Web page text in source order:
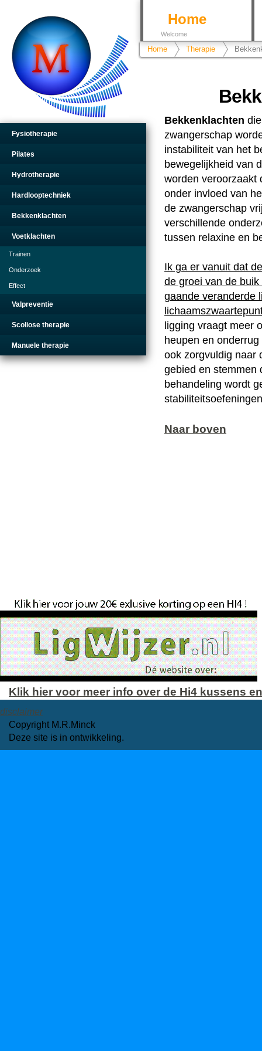
Home
Welcome
Home Therapie
Fysiotherapie
Pilates
Hydrotherapie
Hardlooptechniek
Bekkenklachten
Voetklachten
Trainen
Onderzoek
Effect
Valpreventie
Scoliose therapie
Manuele therapie
Bekkenklachten
zwangerschap
instabiliteit van het
bewegelijkheid van
worden veroorzaakt
onder invloed van
de zwangerschap
verschillende
tussen relaxine en
Ik ga er vanuit dat
de groei van de
gaande veranderde
ligging vraagt meer
heupen en
ook zorgvuldig naar
gebied en stemmen
behandeling wordt
Naar boven
Klik hier voor meer info over de Hi4 kussens
disclaimer
Copyright M.R.Minck
Deze site is in ontwikkeling.